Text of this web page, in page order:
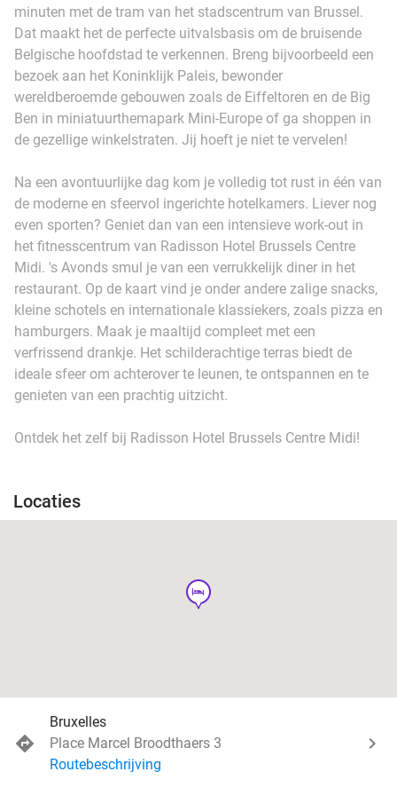
minuten met de tram van het stadscentrum van Brussel.
Dat maakt het de perfecte uitvalsbasis om de bruisende
Belgische hoofdstad te verkennen. Breng bijvoorbeeld een
bezoek aan het Koninklijk Paleis, bewonder
wereldberoemde gebouwen zoals de Eiffeltoren en de Big
Ben in miniatuurthemapark Mini-Europe of ga shoppen in
de gezellige winkelstraten. Jij hoeft je niet te vervelen!
Na een avontuurlijke dag kom je volledig tot rust in één van
de moderne en sfeervol ingerichte hotelkamers. Liever nog
even sporten? Geniet dan van een intensieve work-out in
het fitnesscentrum van Radisson Hotel Brussels Centre
Midi. 's Avonds smul je van een verrukkelijk diner in het
restaurant. Op de kaart vind je onder andere zalige snacks,
kleine schotels en internationale klassiekers, zoals pizza en
hamburgers. Maak je maaltijd compleet met een
verfrissend drankje. Het schilderachtige terras biedt de
ideale sfeer om achterover te leunen, te ontspannen en te
genieten van een prachtig uitzicht.
Ontdek het zelf bij Radisson Hotel Brussels Centre Midi!
Locaties
hotel
Bruxelles
Place Marcel Broodthaers 3
Routebeschrijving